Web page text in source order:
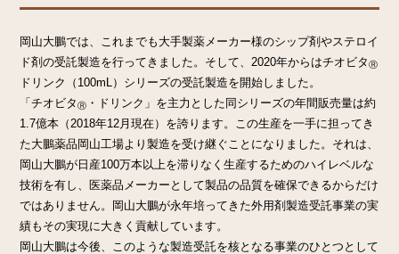
岡山大鵬では、これまでも大手製薬メーカー様のシップ剤やステロイ
ド剤の受託製造を行ってきました。そして、2020年からはチオビタⓇ
ドリンク（100mL）シリーズの受託製造を開始しました。
「チオビタⓇ ・ドリンク」を主力とした同シリーズの年間販売量は約
1.7億本（2018年12月現在）を誇ります。この生産を一手に担ってき
た大鵬薬品岡山工場より製造を受け継ぐことになりました。それは、
岡山大鵬が日産100万本以上を滞りなく生産するためのハイレベルな
技術を有し、医薬品メーカーとして製品の品質を確保できるからだけ
ではありません。岡山大鵬が永年培ってきた外用剤製造受託事業の実
績もその実現に大きく貢献しています。
岡山大鵬は今後、このような製造受託を核となる事業のひとつとして